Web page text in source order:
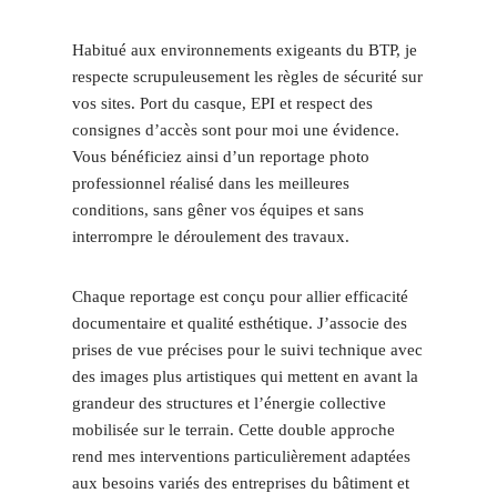
Habitué aux environnements exigeants du BTP, je
respecte scrupuleusement les règles de sécurité sur
vos sites. Port du casque, EPI et respect des
consignes d’accès sont pour moi une évidence.
Vous bénéficiez ainsi d’un reportage photo
professionnel réalisé dans les meilleures
conditions, sans gêner vos équipes et sans
interrompre le déroulement des travaux.
Chaque reportage est conçu pour allier efficacité
documentaire et qualité esthétique. J’associe des
prises de vue précises pour le suivi technique avec
des images plus artistiques qui mettent en avant la
grandeur des structures et l’énergie collective
mobilisée sur le terrain. Cette double approche
rend mes interventions particulièrement adaptées
aux besoins variés des entreprises du bâtiment et